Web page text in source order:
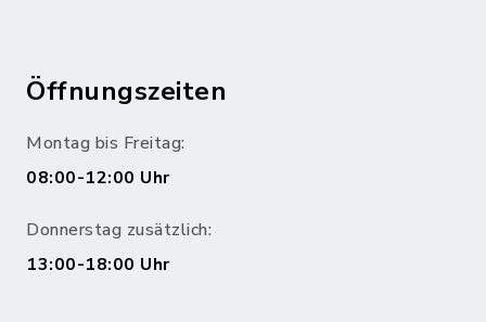
Öffnungszeiten
Montag bis Freitag:
08:00-12:00 Uhr
Donnerstag zusätzlich:
13:00-18:00 Uhr